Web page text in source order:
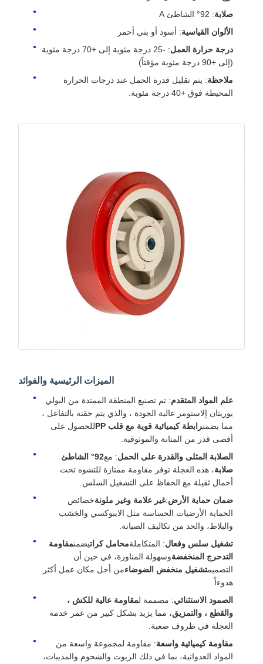
صلابة: 92° الشاطئ A
الألوان القياسية: أسود أو بني أحمر
درجة حرارة العمل
: -25 درجة مئوية إلى +70 درجة مئوية
(إلى +90 درجة مئوية مؤقتاً)
ملاحظة: يتم تقليل قدرة الحمل عند درجات الحرارة
المحيطة فوق +40 درجة مئوية.
الميزات الرئيسية والفوائد
علم المواد المتقدم: تم تصنيع المنطقة الممتدة من البولي
يوريثان إلاستومر عالية الجودة ، والذي يتم حقنه بالتفاعل ،
مما يضمنرابطة كيميائية قوية مع قلب PP
للحصول على
أقصى قدر من المتانة والموثوقية.
الصلابة المثلى والقدرة على الحمل: مع
92° الشاطئ
صلابة، هذه العجلة توفر مقاومة ممتازة للتشوه تحت
أحمال ثقيلة مع الحفاظ على التشغيل السلس.
ضمان حماية الأرض:غير علامة وغير ملونةخصائص
الحماية الأرضيات الحساسة مثل الايبوكسي والخشب
والبلاط، والحد من تكاليف الصيانة.
تشغيل سلس وفعال: المتكاملةمحامل كراتيضمنمقاومة
التدحرج المنخفضةوسهولة المناورة، في حين أن
التصميمتشغيل منخفض الضوضاءمن أجل مكان عمل أكثر
هدوءاً
الصمود الاستثنائي: مصممة لمقاومة عالية للكش ،
والقطع ، والتمزيق، مما يزيد بشكل كبير من عمر خدمة
العجلة في ظروف صعبة.
مقاومة كيميائية واسعة: مقاومة لمجموعة واسعة من
المواد العدوانية، بما في ذلك الزيوت والشحوم والمذيبات،